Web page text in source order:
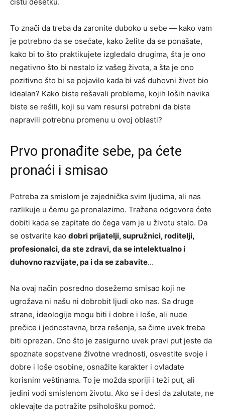
čistu desetku.
To znači da treba da zaronite duboko u sebe — kako vam
je potrebno da se osećate, kako želite da se ponašate,
kako bi to što praktikujete izgledalo drugima, šta je ono
negativno što bi nestalo iz vašeg života, a šta je ono
pozitivno što bi se pojavilo kada bi vaš duhovni život bio
idealan? Kako biste rešavali probleme, kojih loših navika
biste se rešili, koji su vam resursi potrebni da biste
napravili potrebnu promenu u ovoj oblasti?
Prvo pronađite sebe, pa ćete
pronaći i smisao
Potreba za smislom je zajednička svim ljudima, ali nas
razlikuje u čemu ga pronalazimo. Tražene odgovore ćete
dobiti kada se zapitate do čega vam je u životu stalo. Da
se ostvarite kao dobri prijatelji, supružnici, roditelji,
profesionalci, da ste zdravi, da se intelektualno i
duhovno razvijate, pa i da se zabavite…
Na ovaj način posredno dosežemo smisao koji ne
ugrožava ni našu ni dobrobit ljudi oko nas. Sa druge
strane, ideologije mogu biti i dobre i loše, ali nude
prečice i jednostavna, brza rešenja, sa čime uvek treba
biti oprezan. Ono što je zasigurno uvek pravi put jeste da
spoznate sopstvene životne vrednosti, osvestite svoje i
dobre i loše osobine, osnažite karakter i ovladate
korisnim veštinama. To je možda sporiji i teži put, ali
jedini vodi smislenom životu. Ako se i desi da zalutate, ne
oklevajte da potražite psihološku pomoć.